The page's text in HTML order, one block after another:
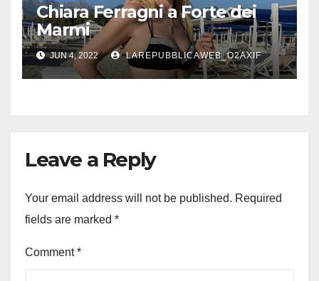
Chiara Ferragni a Forte dei
Marmi
JUN 4, 2022 LAREPUBBLICAWEB_O2AXIF
Leave a Reply
Your email address will not be published. Required
fields are marked *
Comment*